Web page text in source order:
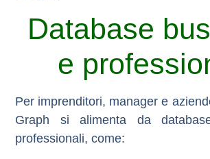
Database
e
Per imprenditori, manager e
Graph si alimenta da
professionali, come: